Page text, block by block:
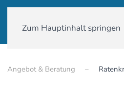
Zum Hauptinhalt springen
Angebot & Beratung